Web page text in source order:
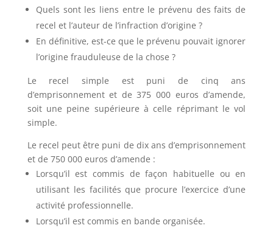
Quels sont les liens entre le prévenu des faits de
recel et l’auteur de l’infraction d’origine ?
En définitive, est-ce que le prévenu pouvait ignorer
l’origine frauduleuse de la chose ?
Le recel simple est puni de cinq ans
d’emprisonnement et de 375 000 euros d’amende,
soit une peine supérieure à celle réprimant le vol
simple.
Le recel peut être puni de dix ans d’emprisonnement
et de 750 000 euros d’amende :
Lorsqu’il est commis de façon habituelle ou en
utilisant les facilités que procure l’exercice d’une
activité professionnelle.
Lorsqu’il est commis en bande organisée.